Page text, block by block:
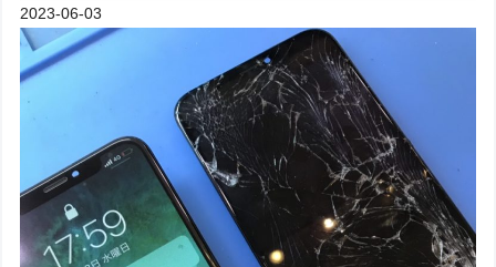
2023-06-03